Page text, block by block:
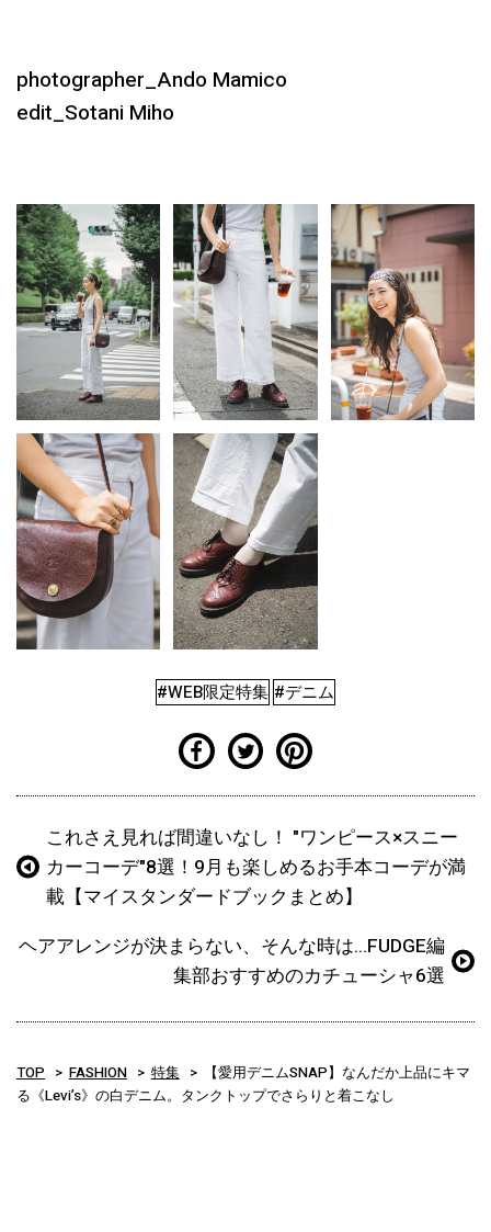
photographer_Ando Mamico
edit_Sotani Miho
#WEB限定特集 #デニム
これさえ見れば間違いなし！ "ワンピース×スニー
カーコーデ"8選！9月も楽しめるお手本コーデが満
載【マイスタンダードブックまとめ】
ヘアアレンジが決まらない、そんな時は…FUDGE編
集部おすすめのカチューシャ6選
TOP FASHION 特集
【愛用デニムSNAP】なんだか上品にキマ
る《Levi’s》の白デニム。タンクトップでさらりと着こなし